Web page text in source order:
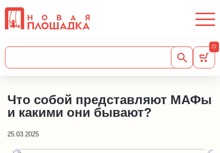
0
Что собой представляют МАФы
и какими они бывают?
25.03.2025